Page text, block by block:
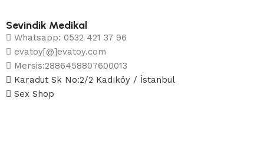
Sevindik Medikal
Whatsapp: 0532 421 37 96
evatoy[@]evatoy.com
Mersis:2886458807600013
Karadut Sk No:2/2 Kadıköy / İstanbul
Sex Shop